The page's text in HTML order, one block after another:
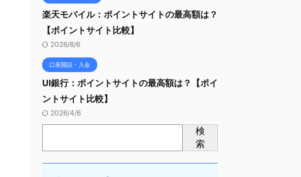
楽天モバイル：ポイントサイトの最高額は？
【ポイントサイト比較】
2026/8/6
口座開設・入金
UI銀行：ポイントサイトの最高額は？【ポイ
ントサイト比較】
2026/4/6
検
索